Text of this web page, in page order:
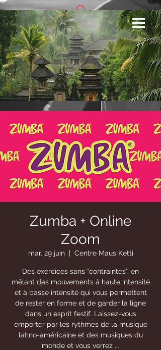
Se connecter
Zumba + Online
Zoom
mar. 29 juin
  |
Centre Maus Ketti
Des exercices sans "contraintes", en
mêlant des mouvements à haute intensité
et à basse intensité qui vous permettent
de rester en forme et de garder la ligne
dans un esprit festif. Laissez-vous
emporter par les rythmes de la musique
latino-américaine et des musiques du
monde et vous verrez ...